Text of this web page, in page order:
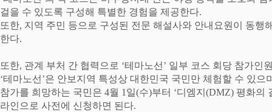
걸을 수 있도록 구성해 특별한 경험을 제공한다.
또한, 지역 주민 등으로 구성된 전문 해설사와 안내요원이 동
한다.
또한, 관계 부처 간 협력으로 ‘테마노선 ’ 일부 코스 회당 참가인
‘테마노선 ’은 안보지역 특성상 대한민국 국민만 체험할 수 있으
참가를 희망하는 국민은 4월 1 일(수)부터 ‘디엠지 (DMZ) 평화의
라인으로 사전에 신청하면 된다.